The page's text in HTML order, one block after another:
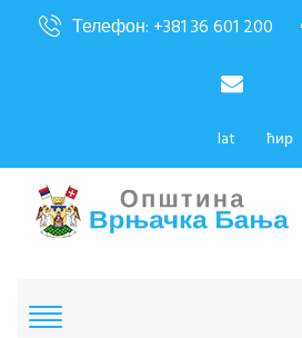
Телефон: +381 36 601 200
lat ћир